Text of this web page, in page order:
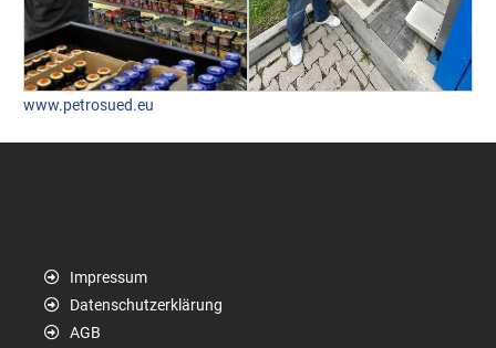
www.petrosued.eu
Impressum
Datenschutzerklärung
AGB